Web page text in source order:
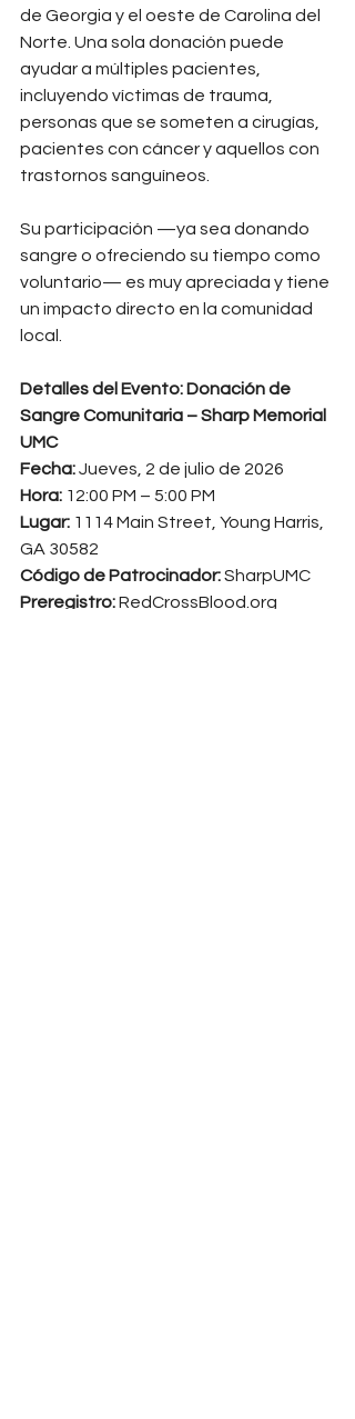
de Georgia y el oeste de Carolina del
Norte. Una sola donación puede
ayudar a múltiples pacientes,
incluyendo víctimas de trauma,
personas que se someten a cirugías,
pacientes con cáncer y aquellos con
trastornos sanguíneos.
Su participación —ya sea donando
sangre o ofreciendo su tiempo como
voluntario— es muy apreciada y tiene
un impacto directo en la comunidad
local.
Detalles del Evento: Donación de
Sangre Comunitaria – Sharp Memorial
UMC
Fecha: Jueves, 2 de julio de 2026
Hora: 12:00 PM – 5:00 PM
Lugar: 1114 Main Street, Young Harris,
GA 30582
Código de Patrocinador: SharpUMC
Preregistro:RedCrossBlood.org